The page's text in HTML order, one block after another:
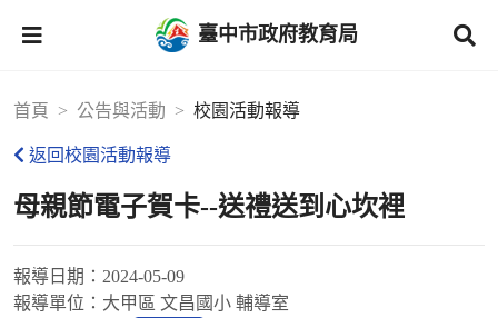
臺中市政府教育局
首頁 公告與活動 校園活動報導
返回校園活動報導
母親節電子賀卡--送禮送到心坎裡
報導日期： 2024-05-09
報導單位： 大甲區 文昌國小 輔導室